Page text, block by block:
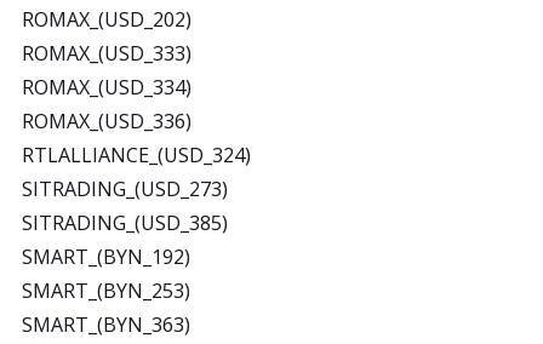
ROMAX_(USD_202)
ROMAX_(USD_333)
ROMAX_(USD_334)
ROMAX_(USD_336)
RTLALLIANCE_(USD_324)
SITRADING_(USD_273)
SITRADING_(USD_385)
SMART_(BYN_192)
SMART_(BYN_253)
SMART_(BYN_363)